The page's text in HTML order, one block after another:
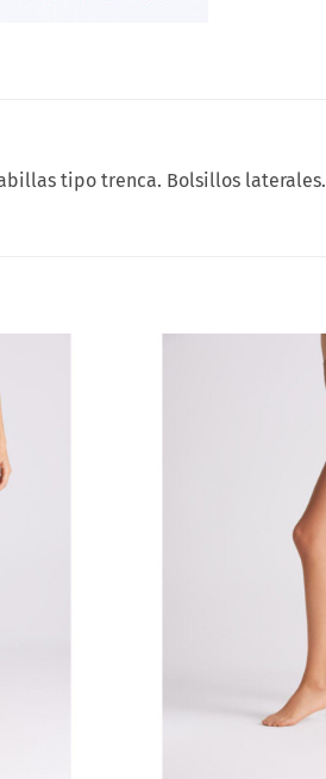
tipo trenca. Bolsillos laterales.